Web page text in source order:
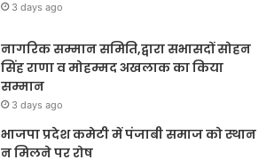
3 days ago
नागरिक सम्मान समिति,द्वारा सभासदों सोहन
सिंह राणा व मोहम्मद अखलाक का किया
सम्मान
3 days ago
भाजपा प्रदेश कमेटी में पंजाबी समाज को स्थान
न मिलने पर रोष